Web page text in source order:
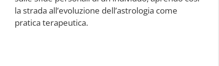
la strada all’evoluzione dell’astrologia come
pratica terapeutica.